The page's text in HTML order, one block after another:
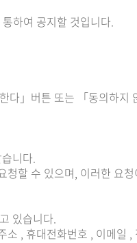
하여 공지할 것입니다.
」버튼 또는 「동의하
니다.
할 수 있으며, 이러한 요
있습니다.
, 휴대전화번호 , 이메일